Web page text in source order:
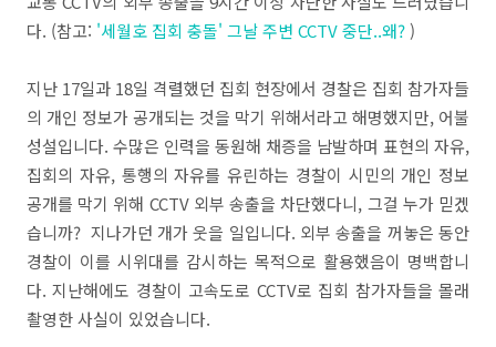
다. (참고: '세월호 집회 충돌' 그날 주변 CCTV 중단..왜?)
지난 17일과 18일 격렬했던 집회 현장에서 경찰은 집회 참가자들
의 개인 정보가 공개되는 것을 막기 위해서라고 해명했지만, 어불
성설입니다. 수많은 인력을 동원해 채증을 남발하며 표현의 자유,
집회의 자유, 통행의 자유를 유린하는 경찰이 시민의 개인 정보
공개를 막기 위해 CCTV 외부 송출을 차단했다니, 그걸 누가 믿겠
습니까? 지나가던 개가 웃을 일입니다. 외부 송출을 꺼놓은 동안
경찰이 이를 시위대를 감시하는 목적으로 활용했음이 명백합니
다. 지난해에도 경찰이 고속도로 CCTV로 집회 참가자들을 몰래
촬영한 사실이 있었습니다.